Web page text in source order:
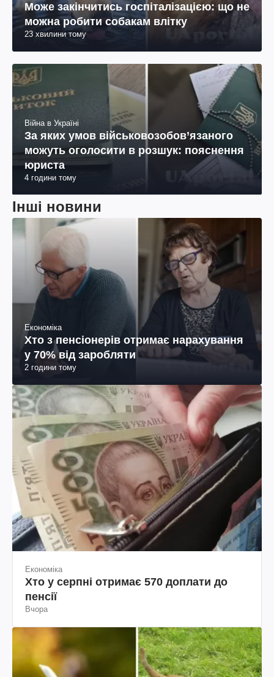
Може закінчитись госпіталізацією: що не
можна робити собакам влітку
23 хвилини тому
Війна в Україні
За яких умов військовозобов’язаного
можуть оголосити в розшук: пояснення
юриста
4 години тому
Інші новини
Економіка
Хто з пенсіонерів отримає нарахування
у 70% від заробляти
2 години тому
Економіка
Хто у серпні отримає 570 доплати до
пенсії
Вчора